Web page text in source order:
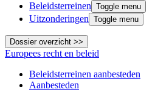
Beleidsterreinen Toggle menu
Uitzonderingen Toggle menu
Dossier overzicht >>
Europees recht en beleid
Beleidsterreinen aanbesteden
Aanbesteden